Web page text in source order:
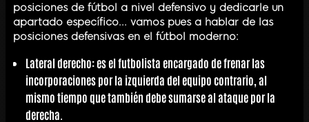
posiciones de fútbol a nivel defensivo y dedicarle un
apartado específico... vamos pues a hablar de las
posiciones defensivas en el fútbol moderno:
Lateral derecho: es el futbolista encargado de frenar las
incorporaciones por la izquierda del equipo contrario, al
mismo tiempo que también debe sumarse al ataque por la
derecha.